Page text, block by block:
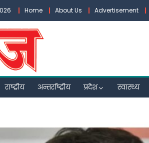
Home About Us Advertisement
राष्ट्रीय अन्तर्राष्ट्रीय प्रदेश स्वास्थ्य